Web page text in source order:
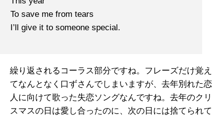
To save me from tears
I’ll give it to someone special.
繰り返されるコーラス部分ですね。フレーズだけ覚え
てなんとなく口ずさんでしまいますが、去年別れた恋
人に向けて歌った失恋ソングなんですね。去年のクリ
スマスの日は愛し合ったのに、次の日には捨てられて